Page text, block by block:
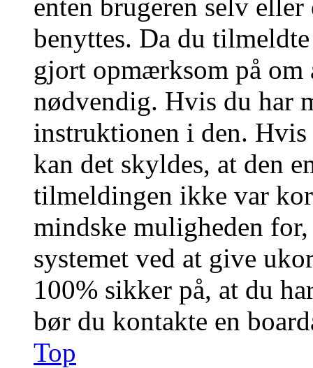
enten brugeren selv
benyttes. Da du
gjort opmærksom på
nødvendig. Hvis du har
instruktionen i den.
kan det skyldes, at den
tilmeldingen ikke var
mindske muligheden
systemet ved at give
100% sikker på, at du
bør du kontakte en
Top